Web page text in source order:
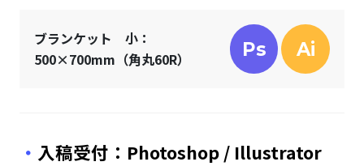
ブランケット 小：
500×700mm（角丸60R）
Ps Ai
入稿受付：Photoshop / Illustrator